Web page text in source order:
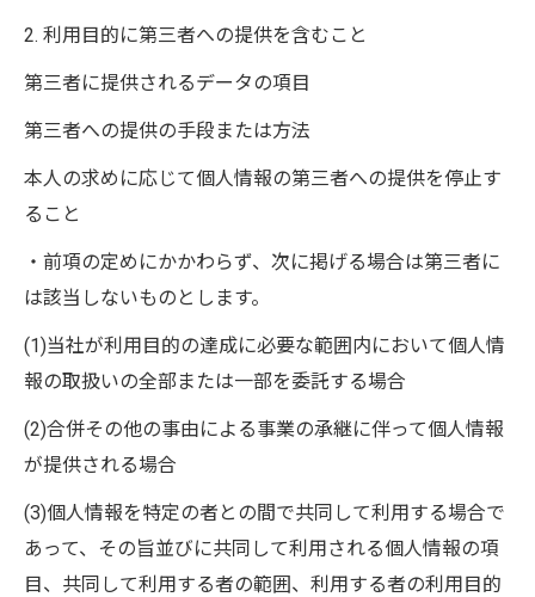
2. 利用目的に第三者への提供を含むこと
第三者に提供されるデータの項目
第三者への提供の手段または方法
本人の求めに応じて個人情報の第三者への提供を停止す
ること
・前項の定めにかかわらず、次に掲げる場合は第三者に
は該当しないものとします。
(1)当社が利用目的の達成に必要な範囲内において個人情
報の取扱いの全部または一部を委託する場合
(2)合併その他の事由による事業の承継に伴って個人情報
が提供される場合
(3)個人情報を特定の者との間で共同して利用する場合で
あって、その旨並びに共同して利用される個人情報の項
目、共同して利用する者の範囲、利用する者の利用目的